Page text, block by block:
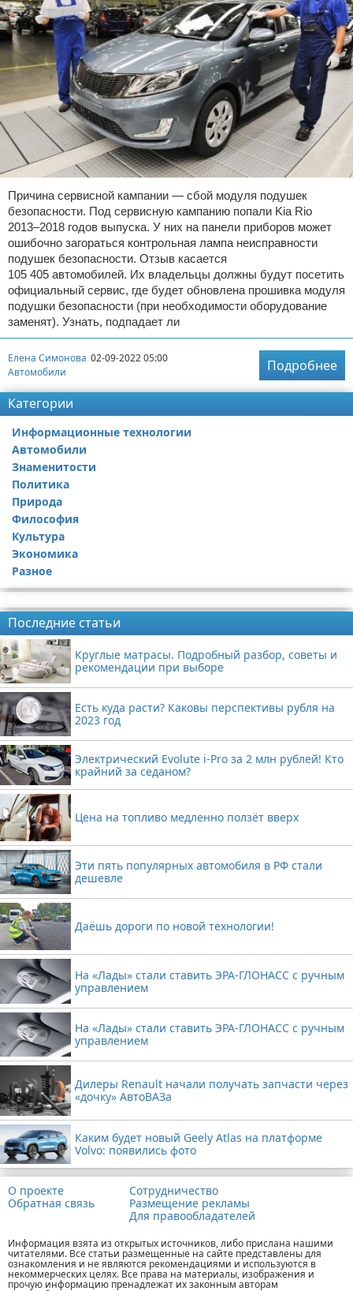
Причина сервисной кампании — сбой модуля подушек
безопасности. Под сервисную кампанию попали Kia Rio
2013–2018 годов выпуска. У них на панели приборов может
ошибочно загораться контрольная лампа неисправности
подушек безопасности. Отзыв касается
105 405 автомобилей. Их владельцы должны будут посетить
официальный сервис, где будет обновлена прошивка модуля
подушки безопасности (при необходимости оборудование
заменят). Узнать, подпадает ли
Елена Симонова 02-09-2022 05:00
Автомобили
Подробнее
Категории
Информационные технологии
Автомобили
Знаменитости
Политика
Природа
Философия
Культура
Экономика
Разное
Последние статьи
Круглые матрасы. Подробный разбор, советы и
рекомендации при выборе
Есть куда расти? Каковы перспективы рубля на
2023 год
Электрический Evolute i-Pro за 2 млн рублей! Кто
крайний за седаном?
Цена на топливо медленно ползёт вверх
Эти пять популярных автомобиля в РФ стали
дешевле
Даёшь дороги по новой технологии!
На «Лады» стали ставить ЭРА-ГЛОНАСС с ручным
управлением
На «Лады» стали ставить ЭРА-ГЛОНАСС с ручным
управлением
Дилеры Renault начали получать запчасти через
«дочку» АвтоВАЗа
Каким будет новый Geely Atlas на платформе
Volvo: появились фото
О проекте
Обратная связь
Сотрудничество
Размещение рекламы
Для правообладателей
Информация взята из открытых источников, либо прислана нашими
читателями. Все статьи размещенные на сайте представлены для
ознакомления и не являются рекомендациями и используются в
некоммерческих целях. Все права на материалы, изображения и
прочую информацию пренадлежат их законным авторам